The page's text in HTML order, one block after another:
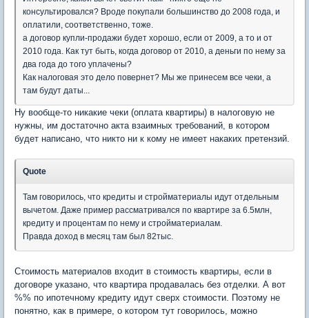
консультировался? Вроде покупали большинство до 2008 года, и
оплатили, соответственно, тоже.
а договор купли-продажи будет хорошо, если от 2009, а то и от
2010 года. Как тут быть, когда договор от 2010, а деньги по нему за
два года до того уплачены?
Как налоговая это дело повернет? Мы же принесем все чеки, а
там будут даты...
Ну вообще-то никакие чеки (оплата квартиры) в налоговую не
нужны, им достаточно акта взаимных требований, в котором
будет написано, что никто ни к кому не имеет накаких претензий.
Quote
Там говорилось, что кредиты и стройматериалы идут отдельным
вычетом. Даже пример рассматривался по квартире за 6.5млн,
кредиту и процентам по нему и стройматериалам.
Правда доход в месяц там был 82тыс.
Стоимость материалов входит в стоимость квартиры, если в
договоре указано, что квартира продавалась без отделки. А вот
%% по ипотечному кредиту идут сверх стоимости. Поэтому не
понятно, как в примере, о котором тут говорилось, можно